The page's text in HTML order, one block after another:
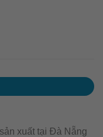
xuất tại Đà Nẵng